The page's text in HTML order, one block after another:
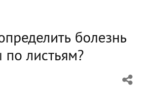
болезнь
листьям?